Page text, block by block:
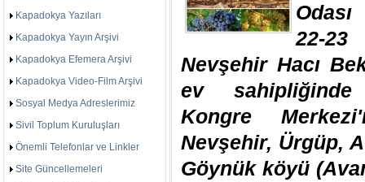
Kapadokya Yazıları
Kapadokya Yayın Arşivi
Kapadokya Efemera Arşivi
Kapadokya Video-Film Arşivi
Sosyal Medya Adreslerimiz
Sivil Toplum Kuruluşları
Önemli Telefonlar ve Linkler
Site Güncellemeleri
22-
Nevşehir Hacı
ev sahipliğinde
Kongre
Nevşehir, Ürgüp,
Göynük köyü